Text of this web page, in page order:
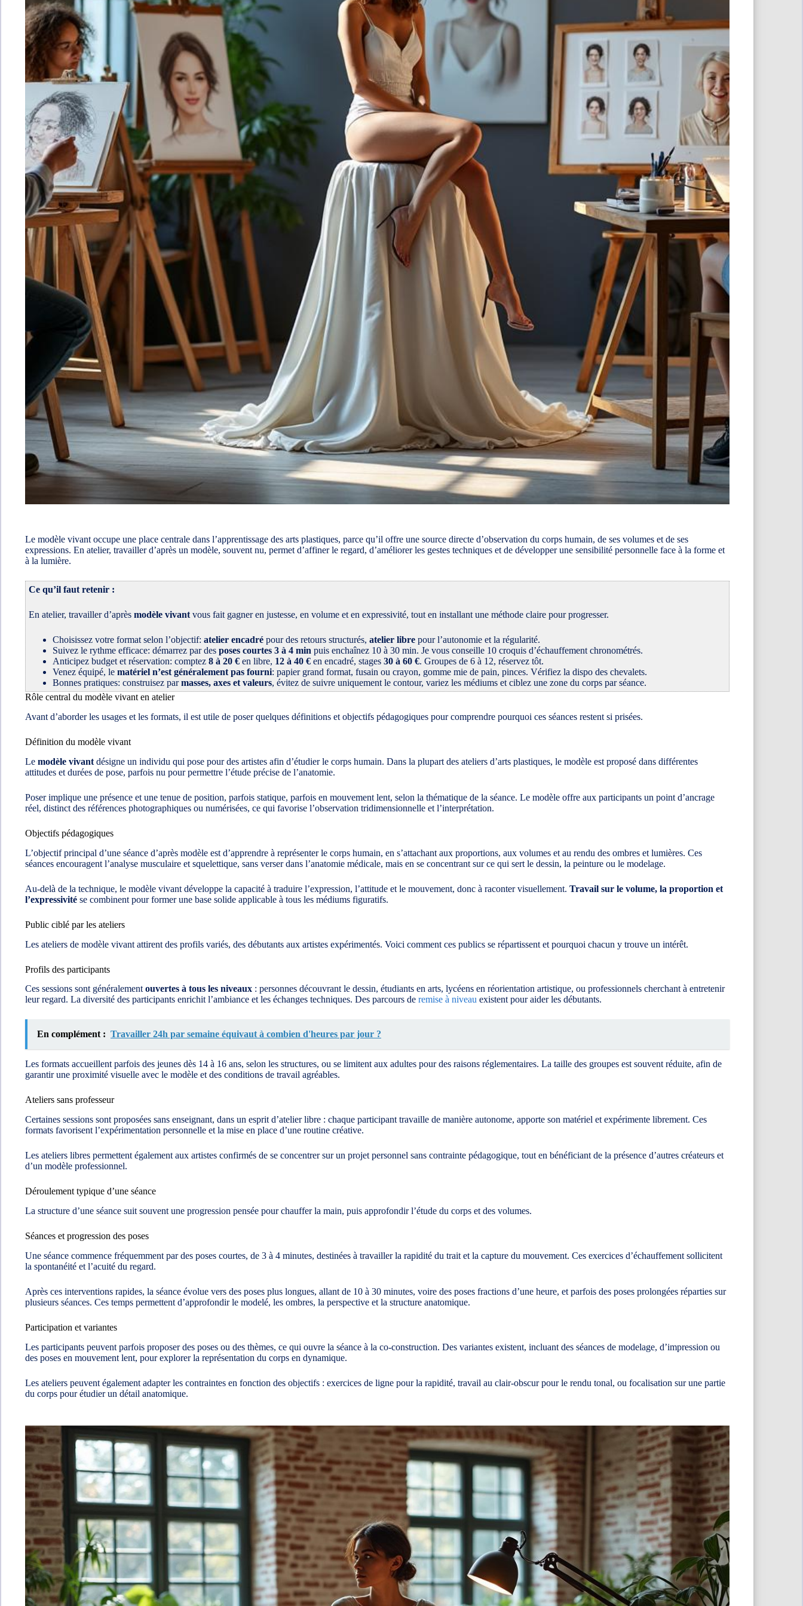
Le modèle vivant occupe une place centrale dans l’apprentissage des arts plastiques, parce qu’il offre une source directe d’observation du corps humain, de ses volumes et de ses
expressions. En atelier, travailler d’après un modèle, souvent nu, permet d’affiner le regard, d’améliorer les gestes techniques et de développer une sensibilité personnelle face à la forme et
à la lumière.
Ce qu’il faut retenir :
En atelier, travailler d’après modèle vivant vous fait gagner en justesse, en volume et en expressivité, tout en installant une méthode claire pour progresser.
Choisissez votre format selon l’objectif: atelier encadré pour des retours structurés, atelier libre pour l’autonomie et la régularité.
Suivez le rythme efficace: démarrez par des poses courtes 3 à 4 min puis enchaînez 10 à 30 min. Je vous conseille 10 croquis d’échauffement chronométrés.
Anticipez budget et réservation: comptez 8 à 20 € en libre, 12 à 40 € en encadré, stages 30 à 60 €. Groupes de 6 à 12, réservez tôt.
Venez équipé, le matériel n’est généralement pas fourni: papier grand format, fusain ou crayon, gomme mie de pain, pinces. Vérifiez la dispo des chevalets.
Bonnes pratiques: construisez parmasses, axes et valeurs, évitez de suivre uniquement le contour, variez les médiums et ciblez une zone du corps par séance.
Rôle central du modèle vivant en atelier
Avant d’aborder les usages et les formats, il est utile de poser quelques définitions et objectifs pédagogiques pour comprendre pourquoi ces séances restent si prisées.
Définition du modèle vivant
Le modèle vivant désigne un individu qui pose pour des artistes afin d’étudier le corps humain. Dans la plupart des ateliers d’arts plastiques, le modèle est proposé dans différentes
attitudes et durées de pose, parfois nu pour permettre l’étude précise de l’anatomie.
Poser implique une présence et une tenue de position, parfois statique, parfois en mouvement lent, selon la thématique de la séance. Le modèle offre aux participants un point d’ancrage
réel, distinct des références photographiques ou numérisées, ce qui favorise l’observation tridimensionnelle et l’interprétation.
Objectifs pédagogiques
L’objectif principal d’une séance d’après modèle est d’apprendre à représenter le corps humain, en s’attachant aux proportions, aux volumes et au rendu des ombres et lumières. Ces
séances encouragent l’analyse musculaire et squelettique, sans verser dans l’anatomie médicale, mais en se concentrant sur ce qui sert le dessin, la peinture ou le modelage.
Au-delà de la technique, le modèle vivant développe la capacité à traduire l’expression, l’attitude et le mouvement, donc à raconter visuellement. Travail sur le volume, la proportion et
l’expressivité se combinent pour former une base solide applicable à tous les médiums figuratifs.
Public ciblé par les ateliers
Les ateliers de modèle vivant attirent des profils variés, des débutants aux artistes expérimentés. Voici comment ces publics se répartissent et pourquoi chacun y trouve un intérêt.
Profils des participants
Ces sessions sont généralement ouvertes à tous les niveaux : personnes découvrant le dessin, étudiants en arts, lycéens en réorientation artistique, ou professionnels cherchant à entretenir
leur regard. La diversité des participants enrichit l’ambiance et les échanges techniques. Des parcours de remise à niveau existent pour aider les débutants.
En complément : Travailler 24h par semaine équivaut à combien d'heures par jour ?
Les formats accueillent parfois des jeunes dès 14 à 16 ans, selon les structures, ou se limitent aux adultes pour des raisons réglementaires. La taille des groupes est souvent réduite, afin de
garantir une proximité visuelle avec le modèle et des conditions de travail agréables.
Ateliers sans professeur
Certaines sessions sont proposées sans enseignant, dans un esprit d’atelier libre : chaque participant travaille de manière autonome, apporte son matériel et expérimente librement. Ces
formats favorisent l’expérimentation personnelle et la mise en place d’une routine créative.
Les ateliers libres permettent également aux artistes confirmés de se concentrer sur un projet personnel sans contrainte pédagogique, tout en bénéficiant de la présence d’autres créateurs et
d’un modèle professionnel.
Déroulement typique d’une séance
La structure d’une séance suit souvent une progression pensée pour chauffer la main, puis approfondir l’étude du corps et des volumes.
Séances et progression des poses
Une séance commence fréquemment par des poses courtes, de 3 à 4 minutes, destinées à travailler la rapidité du trait et la capture du mouvement. Ces exercices d’échauffement sollicitent
la spontanéité et l’acuité du regard.
Après ces interventions rapides, la séance évolue vers des poses plus longues, allant de 10 à 30 minutes, voire des poses fractions d’une heure, et parfois des poses prolongées réparties sur
plusieurs séances. Ces temps permettent d’approfondir le modelé, les ombres, la perspective et la structure anatomique.
Participation et variantes
Les participants peuvent parfois proposer des poses ou des thèmes, ce qui ouvre la séance à la co-construction. Des variantes existent, incluant des séances de modelage, d’impression ou
des poses en mouvement lent, pour explorer la représentation du corps en dynamique.
Les ateliers peuvent également adapter les contraintes en fonction des objectifs : exercices de ligne pour la rapidité, travail au clair-obscur pour le rendu tonal, ou focalisation sur une partie
du corps pour étudier un détail anatomique.